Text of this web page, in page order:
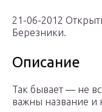
21-06-2012
Березники.
Описание
Так бывает — не
важны название и